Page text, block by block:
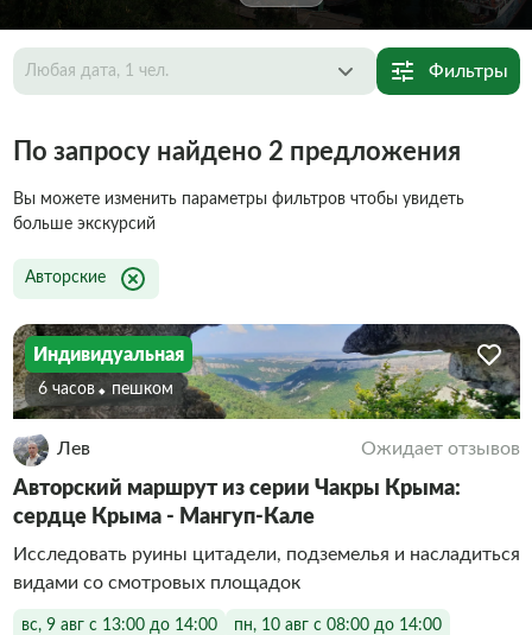
Любая дата, 1 чел. Фильтры
По запросу найдено 2 предложения
Вы можете изменить параметры фильтров чтобы увидеть
больше экскурсий
Авторские
Индивидуальная
6 часов Пешком
Лев Ожидает отзывов
Авторский маршрут из серии Чакры Крыма:
сердце Крыма - Мангуп-Кале
Исследовать руины цитадели, подземелья и насладиться
видами со смотровых площадок
вс, 9 авг с 13:00 до 14:00 пн, 10 авг с 08:00 до 14:00